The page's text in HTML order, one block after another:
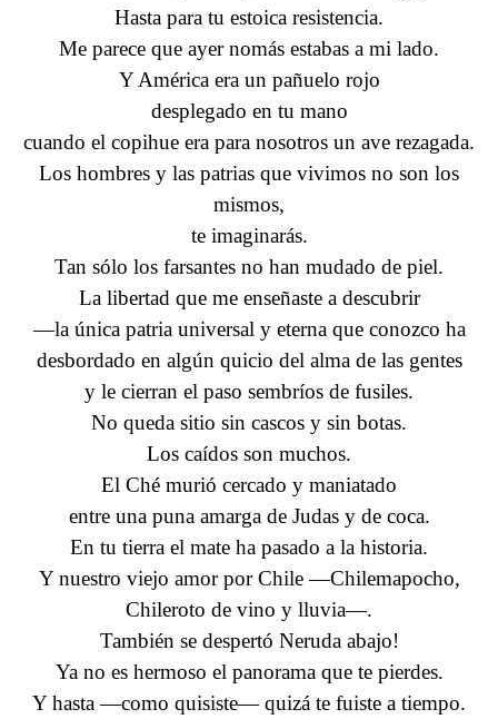
Hasta para tu estoica resistencia.
Me parece que ayer nomás estabas a mi lado.
Y América era un pañuelo rojo
desplegado en tu mano
cuando el copihue era para nosotros un ave rezagada.
Los hombres y las patrias que vivimos no son los
mismos,
te imaginarás.
Tan sólo los farsantes no han mudado de piel.
La libertad que me enseñaste a descubrir
—la única patria universal y eterna que conozco ha
desbordado en algún quicio del alma de las gentes
y le cierran el paso sembríos de fusiles.
No queda sitio sin cascos y sin botas.
Los caídos son muchos.
El Ché murió cercado y maniatado
entre una puna amarga de Judas y de coca.
En tu tierra el mate ha pasado a la historia.
Y nuestro viejo amor por Chile —Chilemapocho,
Chileroto de vino y lluvia—.
También se despertó Neruda abajo!
Ya no es hermoso el panorama que te pierdes.
Y hasta —como quisiste— quizá te fuiste a tiempo.